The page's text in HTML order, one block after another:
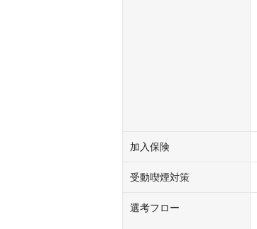
加入保険
受動喫煙対策
選考フロー